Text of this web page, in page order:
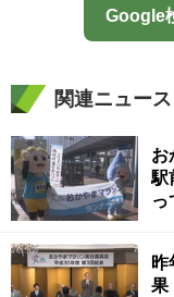
Google
関連ニュース
お
駅
っ
昨
果